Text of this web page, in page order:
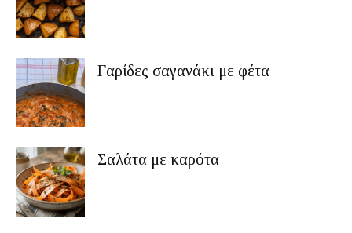
Γαρίδες σαγανάκι με φέτα
Σαλάτα με καρότα